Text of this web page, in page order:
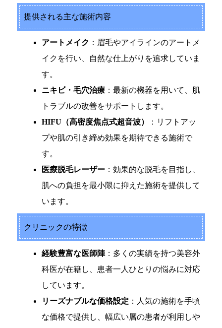
提供される主な施術内容
アートメイク ：眉毛やアイラインのアートメ
イクを行い、自然な仕上がりを追求していま
す。
ニキビ・毛穴治療 ：最新の機器を用いて、肌
トラブルの改善をサポートします。
HIFU（高密度焦点式超音波）
：リフトアッ
プや肌の引き締め効果を期待できる施術で
す。
医療脱毛レーザー ：効果的な脱毛を目指し、
肌への負担を最小限に抑えた施術を提供して
います。
クリニックの特徴
経験豊富な医師陣：多くの実績を持つ美容外
科医が在籍し、患者一人ひとりの悩みに対応
しています。
リーズナブルな価格設定 ：人気の施術を手頃
な価格で提供し、幅広い層の患者が利用しや